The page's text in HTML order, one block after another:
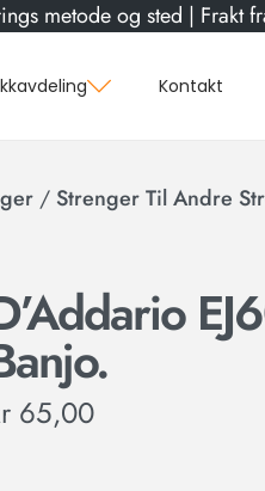
metode og sted | Frakt
Kontakt
/ Strenger Til Andre
65,00